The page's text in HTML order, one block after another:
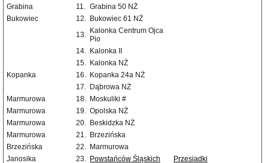
Grabina
11. Grabina 50 NŻ
Bukowiec
12. Bukowiec 61 NŻ
13. Kalonka Centrum Ojca
Pio
14. Kalonka II
15. Kalonka NŻ
Kopanka
16. Kopanka 24a NŻ
17. Dąbrowa NŻ
Marmurowa
18. Moskuliki #
Marmurowa
19. Opolska NŻ
Marmurowa
20. Beskidzka NŻ
Marmurowa
21. Brzezińska
Brzezińska
22. Marmurowa
Janosika
23. Powstańców Śląskich Przesiadki